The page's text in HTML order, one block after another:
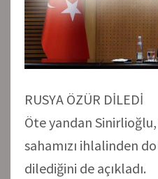
RUSYA ÖZÜR DİLEDİ
Öte yandan Sinirlioğlu,
sahamızı ihlalinden
dilediğini de açıkladı.